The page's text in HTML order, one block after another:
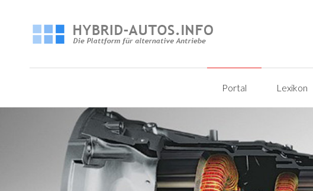
Portal Lexikon